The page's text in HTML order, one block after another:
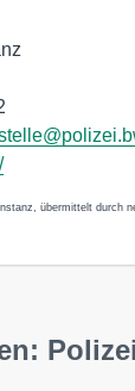
übermittelt durch